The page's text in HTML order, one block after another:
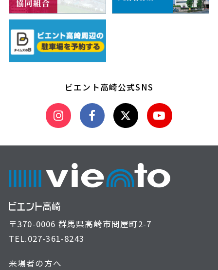
ビエント高崎公式SNS
〒370-0006 群馬県高崎市問屋町2-7
TEL.027-361-8243
来場者の方へ